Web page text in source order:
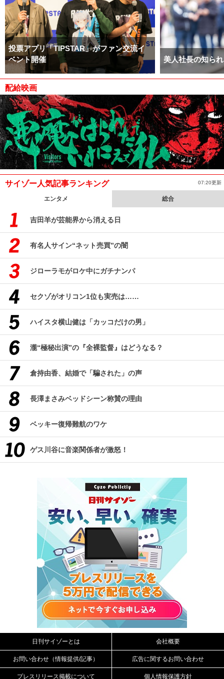
投票アプリ「TIPSTAR」がファン交流イ
ベント開催
美人社長の知ら
配給映画
サイゾー人気記事ランキング 07:20更新
エンタメ 総合
吉田羊が芸能界から消える日
有名人サイン“ネット売買”の闇
ジローラモがロケ中にガチナンパ
セクゾがオリコン1位も実売は……
ハイスタ横山健は「カッコだけの男」
瀧“極秘出演”の『全裸監督』はどうなる？
倉持由香、結婚で「騙された」の声
長澤まさみベッドシーン称賛の理由
ベッキー復帰難航のワケ
ゲス川谷に音楽関係者が激怒！
日刊サイゾーとは 会社概要
お問い合わせ（情報提供/記事） 広告に関するお問い合わせ
プレスリリース掲載について 個人情報保護方針